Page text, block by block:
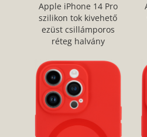
Apple iPhone 14 Pro
szilikon tok kivehető
ezüst csillámporos
réteg halvány